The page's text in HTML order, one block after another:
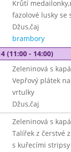
Krůtí
fazolové lusky se
Džus,čaj
brambory
(11:00 - 14:00)
Zeleninová s
Vepřový plátek
vrtulky
Džus,čaj
Zeleninová s
Talířek z čerstvé
s kuřecími stripsy